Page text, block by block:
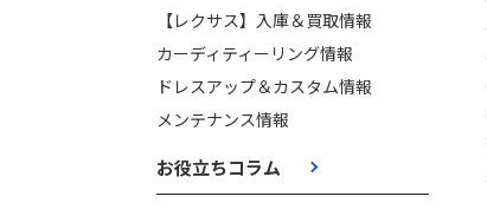
【レクサス】入庫＆買取情報
カーディティーリング情報
ドレスアップ＆カスタム情報
メンテナンス情報
お役立ちコラム